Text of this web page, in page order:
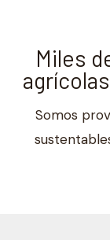
Miles
Somos